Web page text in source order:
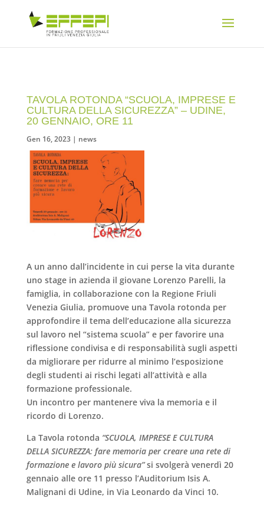
TAVOLA ROTONDA “SCUOLA, IMPRESE E
CULTURA DELLA SICUREZZA” – UDINE,
20 GENNAIO, ORE 11
Gen 16, 2023| news
A un anno dall’incidente in cui perse la vita durante
uno stage in azienda il giovane Lorenzo Parelli, la
famiglia, in collaborazione con la Regione Friuli
Venezia Giulia, promuove una Tavola rotonda per
approfondire il tema dell’educazione alla sicurezza
sul lavoro nel “sistema scuola” e per favorire una
riflessione condivisa e di responsabilità sugli aspetti
da migliorare per ridurre al minimo l’esposizione
degli studenti ai rischi legati all’attività e alla
formazione professionale.
Un incontro per mantenere viva la memoria e il
ricordo di Lorenzo.
La Tavola rotonda “SCUOLA, IMPRESE E CULTURA
DELLA SICUREZZA: fare memoria per creare una rete di
formazione e lavoro più sicura” si svolgerà venerdì 20
gennaio alle ore 11 presso l’Auditorium Isis A.
Malignani di Udine, in Via Leonardo da Vinci 10.